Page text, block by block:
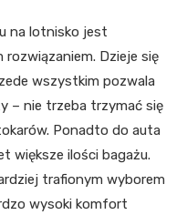
na lotnisko jest
Dzieje się
wszystkim pozwala
– nie trzeba trzymać się
Ponadto do auta
większe ilości bagażu.
trafionym wyborem
wysoki komfort